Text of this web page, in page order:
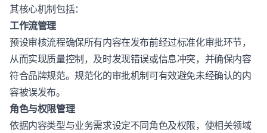
其核心机制包括：
工作流管理
预设审核流程确保所有内容在发布前经过标准化审批环节，
从而实现质量控制，及时发现错误或信息冲突，并确保内容
符合品牌规范。规范化的审批机制可有效避免未经确认的内
容被误发布。
角色与权限管理
依据内容类型与业务需求设定不同角色及权限，使相关领域